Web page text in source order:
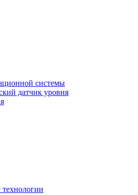
системы
датчик уровня